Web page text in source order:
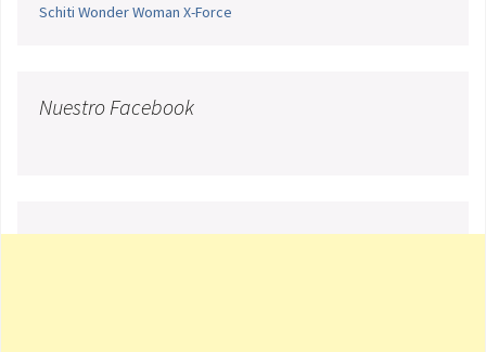
Schiti Wonder Woman X-Force
Nuestro Facebook